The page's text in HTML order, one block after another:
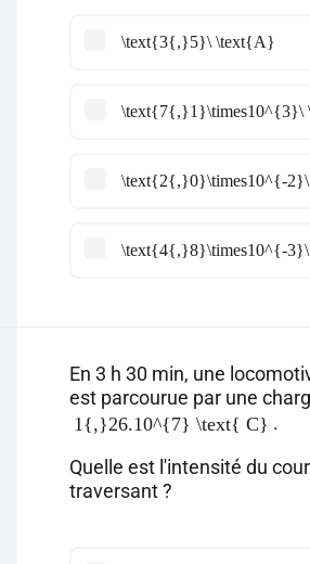
\text{3{,}5}\ \text{A}
\text{7{,}1}\times10^{3}\
\text{2{,}0}\times10^{-
\text{4{,}8}\times10^{-
En 3 h 30 min, une
est parcourue par une
1{,}26.10^{7} \text{ C} .
Quelle est l'intensité du
traversant ?